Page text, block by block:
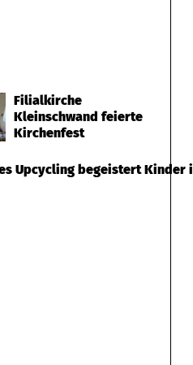
Filialkirche
Kleinschwand feierte
Kirchenfest